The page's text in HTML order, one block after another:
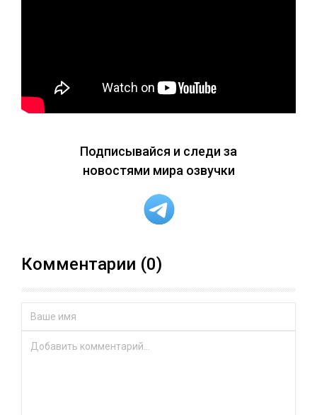
Подписывайся и следи за
новостями мира озвучки
Комментарии (0)